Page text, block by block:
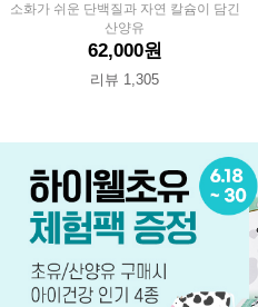
소화가 쉬운 단백질과 자연 칼슘이 담긴
산양유
62,000원
리뷰 1,305